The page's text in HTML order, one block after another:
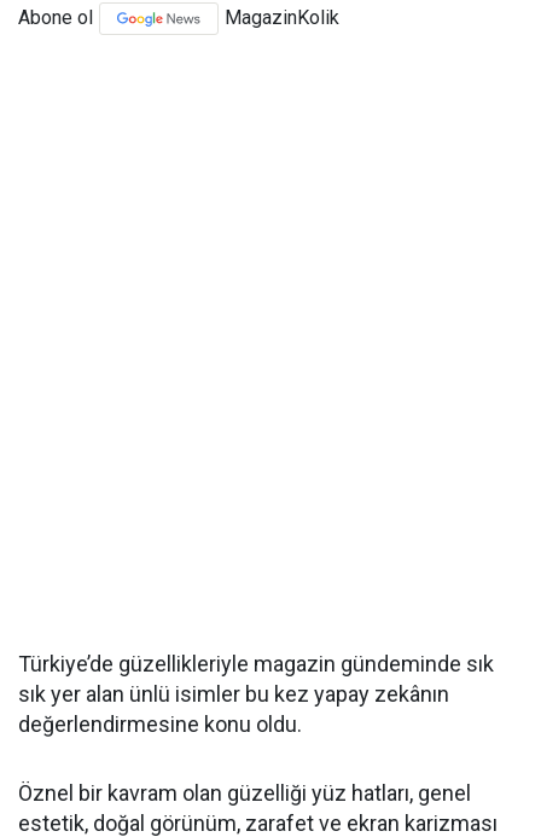
Abone ol MagazinKolik
Türkiye’de güzellikleriyle magazin gündeminde sık
sık yer alan ünlü isimler bu kez yapay zekânın
değerlendirmesine konu oldu.
Öznel bir kavram olan güzelliği yüz hatları, genel
estetik, doğal görünüm, zarafet ve ekran karizması